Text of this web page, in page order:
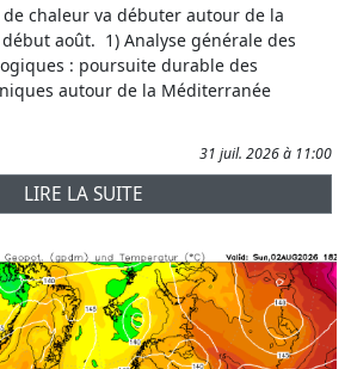
chaleur va débuter autour de la
août. 1) Analyse générale des
: poursuite durable des
autour de la Méditerranée
31 juil. 2026 à 11:00
LIRE LA SUITE